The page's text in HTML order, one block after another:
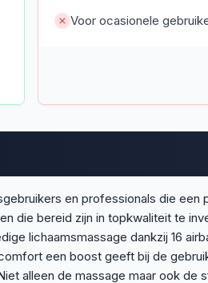
Voor ocasionele
en professionals die
die bereid zijn in topkwaliteit te
lichaamsmassage dankzij 16
een boost geeft bij de
alleen de massage maar ook de